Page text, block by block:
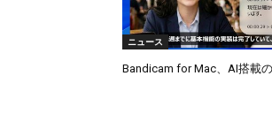
ニュース
Bandicam for Mac、AI搭載